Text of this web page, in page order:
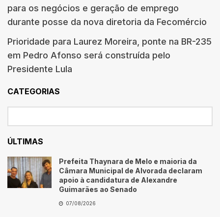
para os negócios e geração de emprego
durante posse da nova diretoria da Fecomércio
Prioridade para Laurez Moreira, ponte na BR-235
em Pedro Afonso será construída pelo
Presidente Lula
CATEGORIAS
ÚLTIMAS
Prefeita Thaynara de Melo e maioria da
Câmara Municipal de Alvorada declaram
apoio à candidatura de Alexandre
Guimarães ao Senado
07/08/2026